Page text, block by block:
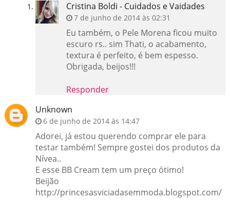
Cristina Boldi - Cuidados e Vaidades
7 de junho de 2014 às 02:31
Eu também, o Pele Morena ficou muito
escuro rs.. sim Thati, o acabamento,
textura é perfeito, é bem espesso.
Obrigada, beijos!!!
Responder
Unknown
6 de junho de 2014 às 14:47
Adorei, já estou querendo comprar ele para
testar também! Sempre gostei dos produtos da
Nívea..
E esse BB Cream tem um preço ótimo!
Beijão
http://princesasviciadasemmoda.blogspot.com/